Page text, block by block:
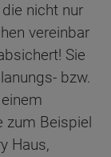
nicht nur
vereinbar
Sie
bzw.
zum Beispiel
Haus,